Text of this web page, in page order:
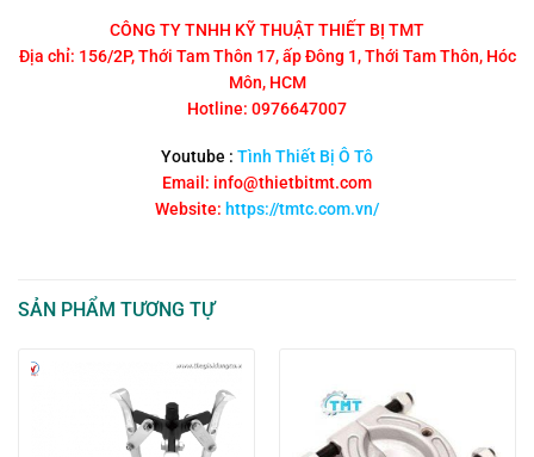
CÔNG TY TNHH KỸ THUẬT THIẾT BỊ TMT
Địa chỉ: 156/2P, Thới Tam Thôn 17, ấp Đông 1, Thới Tam Thôn, Hóc
Môn, HCM
Hotline: 0976647007
Youtube : Tình Thiết Bị Ô Tô
Email: info@thietbitmt.com
Website: https://tmtc.com.vn/
SẢN PHẨM TƯƠNG TỰ